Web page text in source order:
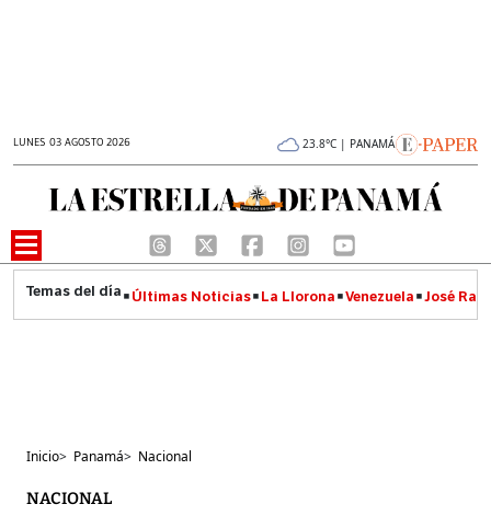
LUNES 03 AGOSTO 2026 23.8°C | PANAMÁ
Últimas Noticias La Llorona Venezuela José
Inicio> Panamá> Nacional
NACIONAL